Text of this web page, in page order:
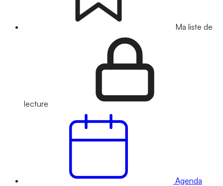
Ma liste de
lecture
Agenda